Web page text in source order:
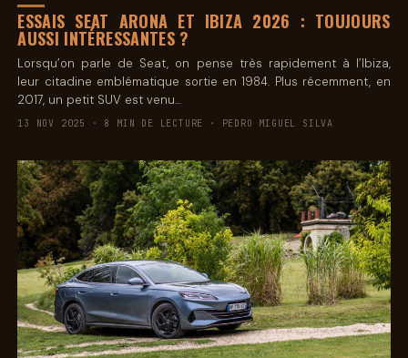
ESSAIS SEAT ARONA ET IBIZA 2026 : TOUJOURS
AUSSI INTÉRESSANTES ?
Lorsqu’on parle de Seat, on pense très rapidement à l’Ibiza,
leur citadine emblématique sortie en 1984. Plus récemment, en
2017, un petit SUV est venu…
13 NOV 2025 · 8 MIN DE LECTURE · PEDRO MIGUEL SILVA